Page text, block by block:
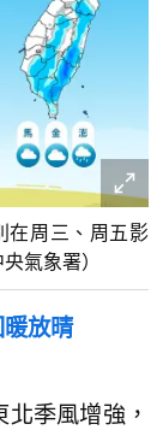
在周三、周五影
氣象署）
放晴
季風增強，